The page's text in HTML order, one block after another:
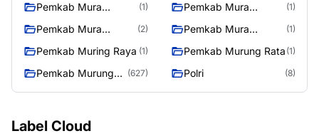
Pemkab Mura
(1)
Pemkab Mura
(1)
Pemkab Mura
(2)
Pemkab Mura
(1)
Pemkab Muring Raya (1) Pemkab Murung Rata (1)
Pemkab Murung
(627) Polri (8)
Label Cloud